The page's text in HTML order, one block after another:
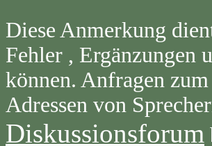
Diese Anmerkung
Fehler , Ergänzungen
können. Anfragen
Adressen von
Diskussionsforum